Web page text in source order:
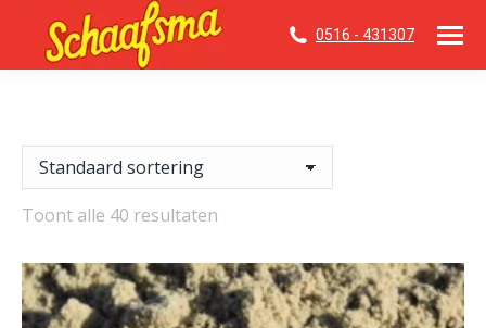
0516 - 431307
Toont alle 40 resultaten